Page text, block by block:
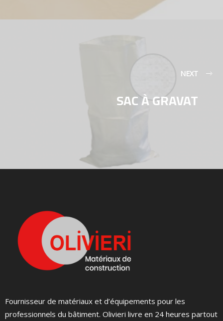
NEXT
SAC À GRAVAT
Fournisseur de matériaux et d’équipements pour les
professionnels du bâtiment. Olivieri livre en 24 heures partout